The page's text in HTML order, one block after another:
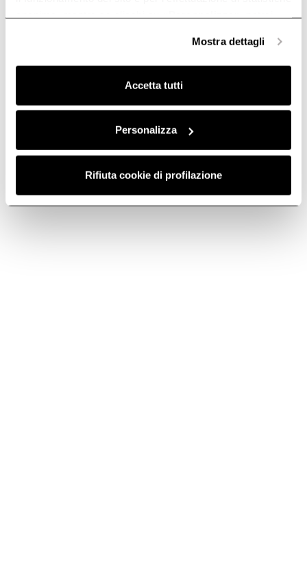
anonime, mentre se clicchi su «Personalizza», potrai
Clicca quiper visualizzare la cookie policy.
Mostra dettagli
Accetta tutti
Personalizza
Rifiuta cookie di profilazione